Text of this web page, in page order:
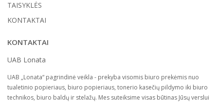
TAISYKLĖS
KONTAKTAI
KONTAKTAI
UAB Lonata
UAB „Lonata“ pagrindinė veikla - prekyba visomis biuro prekėmis nuo
tualetinio popieriaus, biuro popieriaus, tonerio kasečių pildymo iki biuro
technikos, biuro baldų ir stelažų. Mes suteiksime visas būtinas Jūsų verslui